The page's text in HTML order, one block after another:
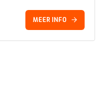
MEER INFO